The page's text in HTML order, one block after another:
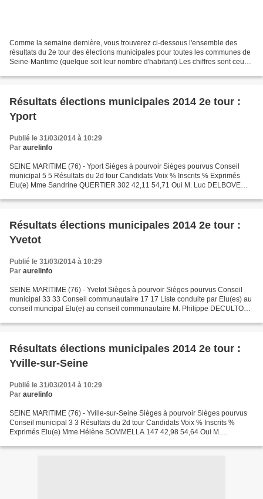
Comme la semaine dernière, vous trouverez ci-dessous l'ensemble des
résultats du 2e tour des élections municipales pour toutes les communes de
Seine-Maritime (quelque soit leur nombre d'habitant) Les chiffres sont ceux
Résultats élections municipales 2014 2e tour :
Yport
Publié le 31/03/2014 à 10:29
Par aurelinfo
SEINE MARITIME (76) - Yport Sièges à pourvoir Sièges pourvus Conseil
municipal 5 5 Résultats du 2d tour Candidats Voix % Inscrits % Exprimés
Elu(e) Mme Sandrine QUERTIER 302 42,11 54,71 Oui M. Luc DELBOVE
Résultats élections municipales 2014 2e tour :
Yvetot
Publié le 31/03/2014 à 10:29
Par aurelinfo
SEINE MARITIME (76) - Yvetot Sièges à pourvoir Sièges pourvus Conseil
municipal 33 33 Conseil communautaire 17 17 Liste conduite par Elu(es) au
conseil muncipal Elu(e) au conseil communautaire M. Philippe DECULTOT
Résultats élections municipales 2014 2e tour :
Yville-sur-Seine
Publié le 31/03/2014 à 10:29
Par aurelinfo
SEINE MARITIME (76) - Yville-sur-Seine Sièges à pourvoir Sièges pourvus
Conseil municipal 3 3 Résultats du 2d tour Candidats Voix % Inscrits %
Exprimés Elu(e) Mme Hélène SOMMELLA 147 42,98 54,64 Oui M.